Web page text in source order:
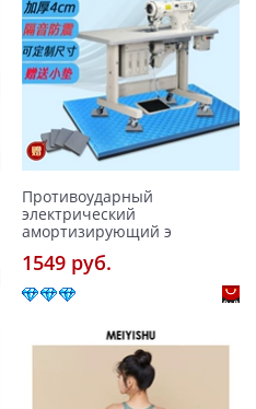
Противоударный
электрический
амортизирующий э
1549 pуб.